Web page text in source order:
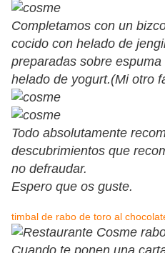
Completamos con un
cocido con helado de
preparadas sobre
helado de yogurt.(Mi otro
Todo absolutamente
descubrimientos que
no defraudar.
Espero que os guste.
timbal de rabo de toro al